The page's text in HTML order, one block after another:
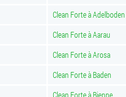
Clean Forte à Adelboden
Clean Forte à Aarau
Clean Forte à Arosa
Clean Forte à Baden
Clean Forte à Bienne